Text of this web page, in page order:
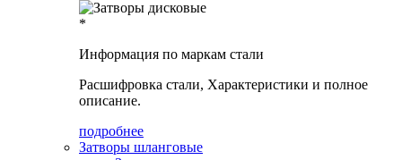
*
Информация по маркам стали
Расшифровка стали, Характеристики и полное
описание.
подробнее
Затворы шланговые